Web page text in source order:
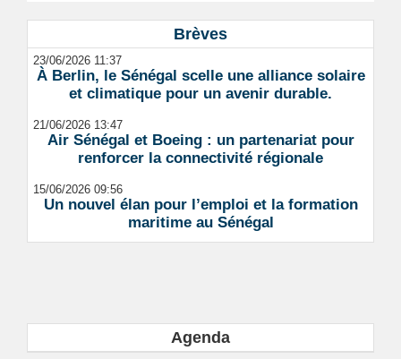
Brèves
23/06/2026 11:37
À Berlin, le Sénégal scelle une alliance solaire
et climatique pour un avenir durable.
21/06/2026 13:47
Air Sénégal et Boeing : un partenariat pour
renforcer la connectivité régionale
15/06/2026 09:56
Un nouvel élan pour l’emploi et la formation
maritime au Sénégal
Agenda